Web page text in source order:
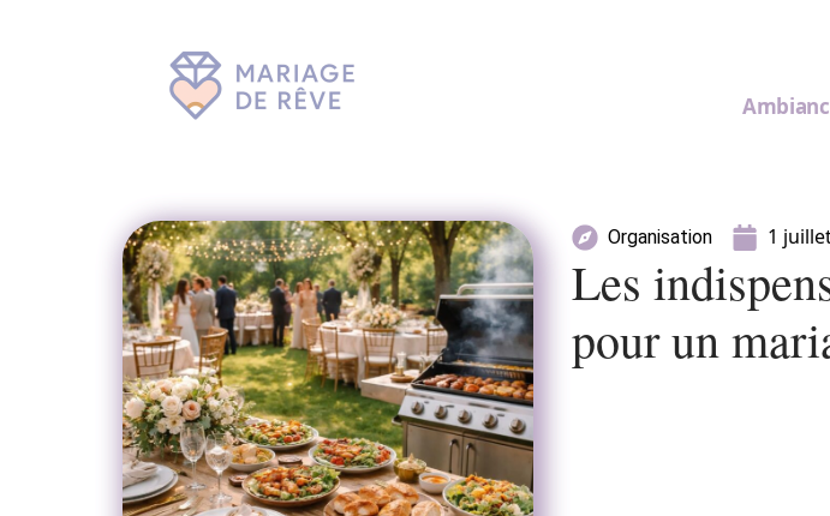
Organisation 1
Les
pour un